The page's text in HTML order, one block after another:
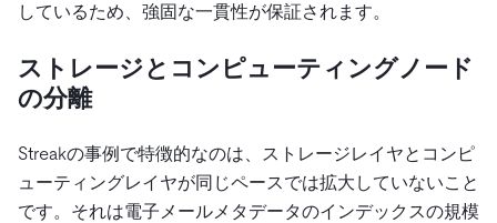
しているため、強固な一貫性が保証されます。
ストレージとコンピューティングノード
の分離
Streakの事例で特徴的なのは、ストレージレイヤとコンピ
ューティングレイヤが同じペースでは拡大していないこと
です。それは電子メールメタデータのインデックスの規模